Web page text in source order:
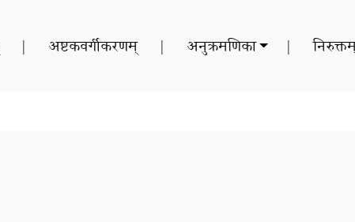
| अष्टकवर्गीकरणम् | अनुक्रमणिका |